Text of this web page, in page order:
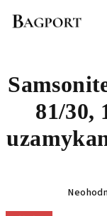
81/30,